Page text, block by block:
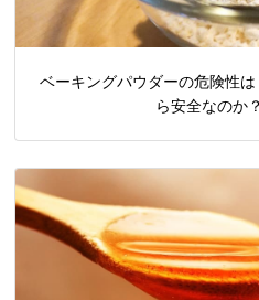
ベーキングパウダーの危険性
ら安全なのか？